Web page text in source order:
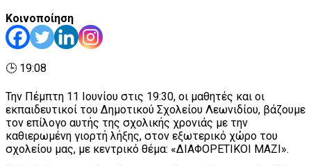
Κοινοποίηση
🕒 19:08
Την Πέμπτη 11 Ιουνίου στις 19:30, οι μαθητές και οι
εκπαιδευτικοί του Δημοτικού Σχολείου Λεωνιδίου, βάζουμε
τον επίλογο αυτής της σχολικής χρονιάς με την
καθιερωμένη γιορτή λήξης, στον εξωτερικό χώρο του
σχολείου μας, με κεντρικό θέμα: «ΔΙΑΦΟΡΕΤΙΚΟΙ ΜΑΖΙ».